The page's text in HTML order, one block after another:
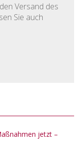
Versand des
Sie auch
jetzt –